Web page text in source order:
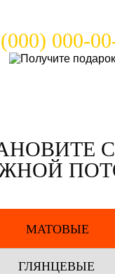
000-
МАТОВЫЕ
ГЛЯНЦЕВЫЕ